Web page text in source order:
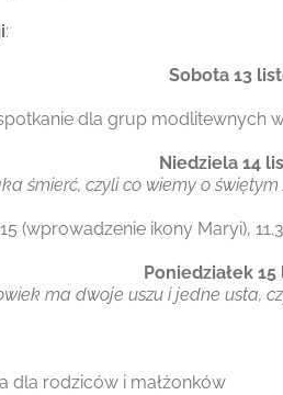
:
Sobota 13
dla grup modlitewnych
Niedziela 14
śmierć, czyli co wiemy o
(wprowadzenie ikony Maryi),
Poniedziałek
ma dwoje uszu i jedne usta,
dla rodziców i małżonków